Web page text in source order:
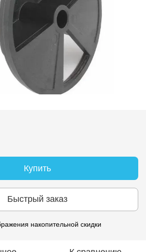
Купить
Быстрый заказ
накопительной скидки